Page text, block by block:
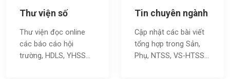
Thư viện số
Thư viện đọc online
các báo cáo hội
trường, HDLS, YHSS…
Tin chuyên ngành
Cập nhật các bài viết
tổng hợp trong Sản,
Phụ, NTSS, VS-HTSS...